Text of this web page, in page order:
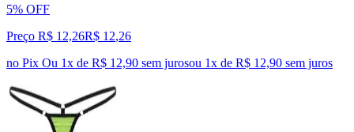
5% OFF
Preço R$ 12,26R$ 12,26
no Pix Ou 1x de R$ 12,90 sem jurosou 1x de R$ 12,90 sem juros